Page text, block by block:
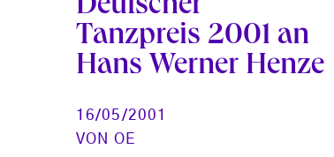
Deutscher
Tanzpreis 2001 an
Hans Werner Henze
16/05/2001
VON OE